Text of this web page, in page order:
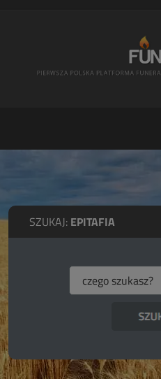
SZUKAJ: EPITAFIA